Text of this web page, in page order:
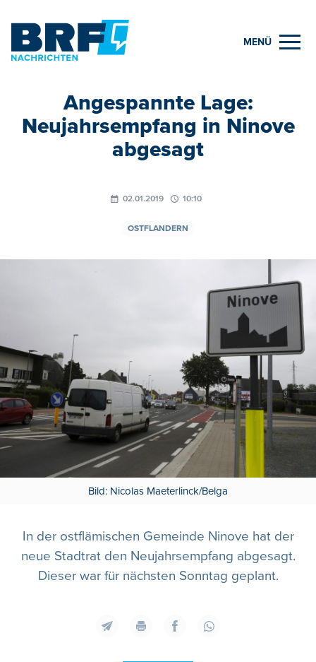
MENÜ
Angespannte Lage:
Neujahrsempfang in Ninove
abgesagt
02.01.2019 10:10
OSTFLANDERN
Bild: Nicolas Maeterlinck/Belga
In der ostflämischen Gemeinde Ninove hat der
neue Stadtrat den Neujahrsempfang abgesagt.
Dieser war für nächsten Sonntag geplant.